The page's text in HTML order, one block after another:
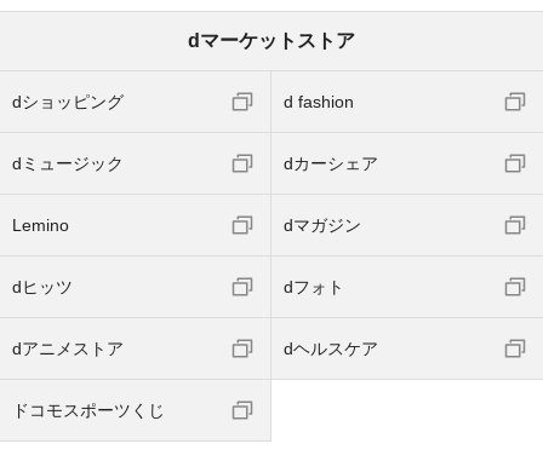
dマーケットストア
dショッピング d fashion
dミュージック dカーシェア
Lemino dマガジン
dヒッツ dフォト
dアニメストア dヘルスケア
ドコモスポーツくじ